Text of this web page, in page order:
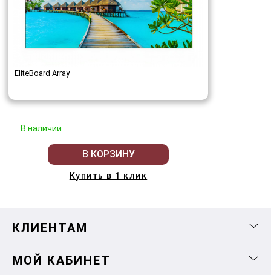
EliteBoard Array
В наличии
В КОРЗИНУ
Купить в 1 клик
КЛИЕНТАМ
МОЙ КАБИНЕТ